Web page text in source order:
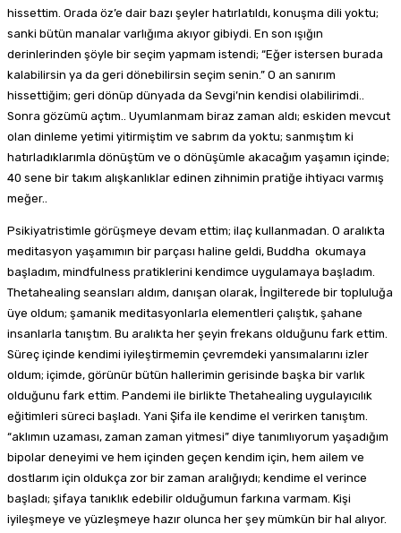
hissettim. Orada öz’e dair bazı şeyler hatırlatıldı, konuşma dili yoktu;
sanki bütün manalar varlığıma akıyor gibiydi. En son ışığın
derinlerinden şöyle bir seçim yapmam istendi; “Eğer istersen burada
kalabilirsin ya da geri dönebilirsin seçim senin.” O an sanırım
hissettiğim; geri dönüp dünyada da Sevgi’nin kendisi olabilirimdi..
Sonra gözümü açtım.. Uyumlanmam biraz zaman aldı; eskiden mevcut
olan dinleme yetimi yitirmiştim ve sabrım da yoktu; sanmıştım ki
hatırladıklarımla dönüştüm ve o dönüşümle akacağım yaşamın içinde;
40 sene bir takım alışkanlıklar edinen zihnimin pratiğe ihtiyacı varmış
meğer..
Psikiyatristimle görüşmeye devam ettim; ilaç kullanmadan. O aralıkta
meditasyon yaşamımın bir parçası haline geldi, Buddha okumaya
başladım, mindfulness pratiklerini kendimce uygulamaya başladım.
Thetahealing seansları aldım, danışan olarak, İngilterede bir topluluğa
üye oldum; şamanik meditasyonlarla elementleri çalıştık, şahane
insanlarla tanıştım. Bu aralıkta her şeyin frekans olduğunu fark ettim.
Süreç içinde kendimi iyileştirmemin çevremdeki yansımalarını izler
oldum; içimde, görünür bütün hallerimin gerisinde başka bir varlık
olduğunu fark ettim. Pandemi ile birlikte Thetahealing uygulayıcılık
eğitimleri süreci başladı. Yani Şifa ile kendime el verirken tanıştım.
“aklımın uzaması, zaman zaman yitmesi” diye tanımlıyorum yaşadığım
bipolar deneyimi ve hem içinden geçen kendim için, hem ailem ve
dostlarım için oldukça zor bir zaman aralığıydı; kendime el verince
başladı; şifaya tanıklık edebilir olduğumun farkına varmam. Kişi
iyileşmeye ve yüzleşmeye hazır olunca her şey mümkün bir hal alıyor.